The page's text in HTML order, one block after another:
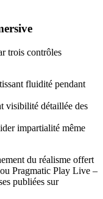
trois contrôles
fluidité pendant
visibilité détaillée des
impartialité même
du réalisme offert
Pragmatic Play Live –
publiées sur